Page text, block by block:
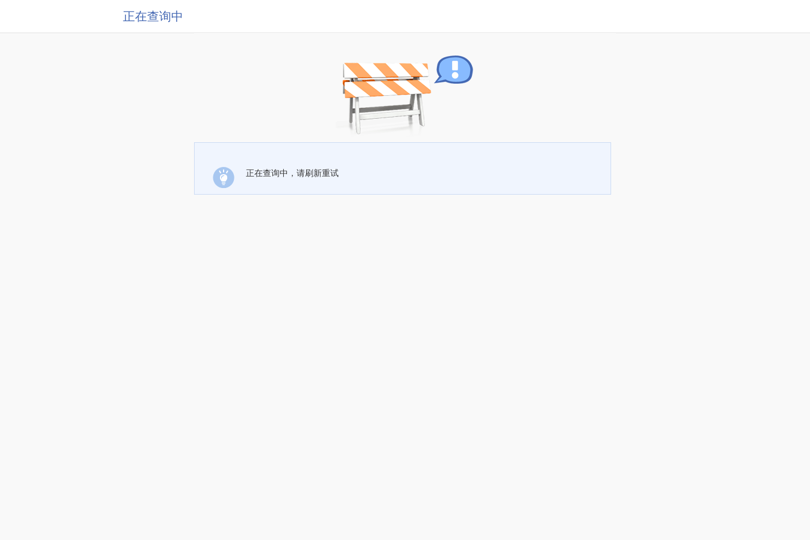
正在查询中
正在查询中，请刷新重试